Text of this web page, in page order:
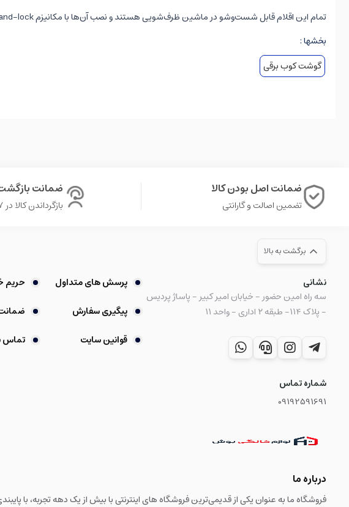
تمام این اقلام قابل شست‌وشو در ماشین ظرف‌شویی هستند و نصب آن‌ها با مکانیزم twist-and-lock فوری امکان‌پذیر است.
بخشها :
گوشت کوب برقی
ضمانت اصل بودن کالا
تضمین اصالت و گارانتی
ضمانت
بازگرداندن کالا در ۷ روز
برگشت به بالا
نشانی
سه راه امین حضور - خیابان امیر کبیر - پاساژ پردیس
- پلاک ۱۱۴- طبقه ۲ اداری - واحد ۱۱
شماره تماس
09192591691
پرسش های متداول حریم
پیگیری سفارش
قوانین سایت
تماس با ما:
درباره ما